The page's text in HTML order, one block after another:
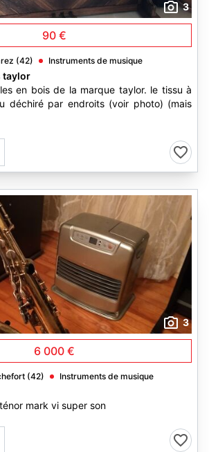
3
90 €
(42) Instruments de musique
taylor
en bois de la marque taylor. le tissu à
déchiré par endroits (voir photo) (mais
3
6 000 €
(42) Instruments de musique
mark vi super son